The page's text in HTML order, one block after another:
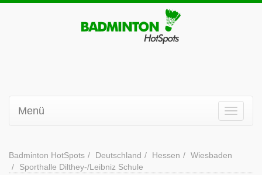
Menü
Badminton HotSpots Deutschland Hessen
Wiesbaden
Sporthalle Dilthey-/Leibniz Schule